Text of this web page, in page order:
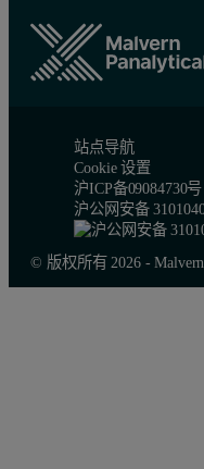
站点导航
Cookie 设置
沪ICP备09084730号
沪公网安备
© 版权所有 2026 -